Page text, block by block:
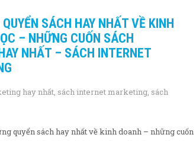
SÁCH HAY NHẤT VỀ KINH
– NHỮNG CUỐN SÁCH
NHẤT – SÁCH INTERNET
hay nhất sách internet marketing sách
quyển sách hay nhất về kinh doanh – những cuốn